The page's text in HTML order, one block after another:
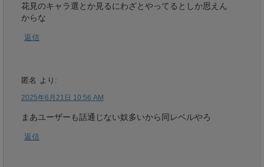
花見のキャラ選とか見るにわざとやってるとしか思えん
からな
返信
匿名 より:
2025年6月21日 10:56 AM
まあユーザーも話通じない奴多いから同レベルやろ
返信